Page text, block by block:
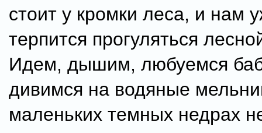
стоит у кромки леса, и нам
терпится прогуляться
Идем, дышим, любуемся
дивимся на водяные
маленьких темных недрах